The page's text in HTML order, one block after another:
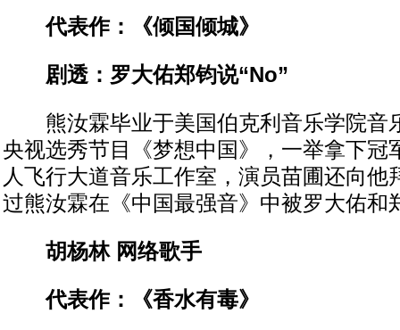
代表作：《倾国倾城》
剧透：罗大佑郑钧说“No”
熊汝霖毕业于美国伯克利音乐学院音
央视选秀节目《梦想中国》，一举拿下冠
人飞行大道音乐工作室，演员苗圃还向他
过熊汝霖在《中国最强音》中被罗大佑和
胡杨林 网络歌手
代表作：《香水有毒》